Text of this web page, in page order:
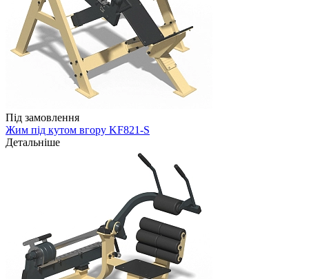
Під замовлення
Жим під кутом вгору KF821-S
Детальніше